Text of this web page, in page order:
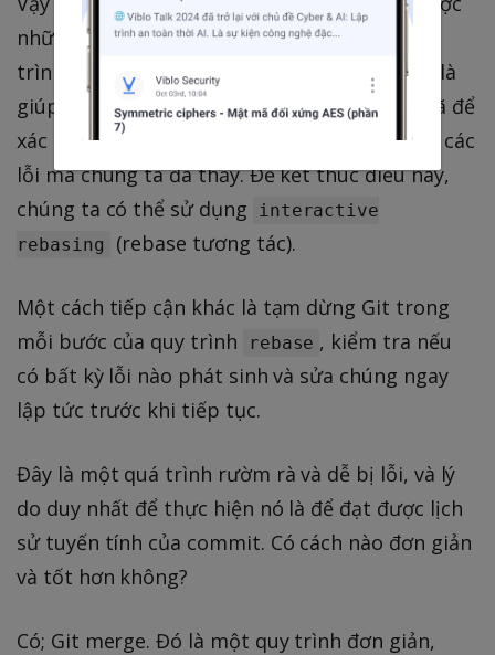
những chuỗi commit bị phá hỏng trong quá
trình
rebase
? Một cách tiếp cận có thể cho là
giúp kết thúc quá trính rebase , kiểm tra mã để
xác định bất kỳ lỗi nào và quay lại lịch sử sửa các
lỗi mà chúng ta đã thấy. Để kết thúc điều này,
chúng ta có thể sử dụng
interactive
rebasing
(rebase tương tác).
Một cách tiếp cận khác là tạm dừng Git trong
mỗi bước của quy trình
rebase , kiểm tra nếu
có bất kỳ lỗi nào phát sinh và sửa chúng ngay
lập tức trước khi tiếp tục.
Đây là một quá trình rườm rà và dễ bị lỗi, và lý
do duy nhất để thực hiện nó là để đạt được lịch
sử tuyến tính của commit. Có cách nào đơn giản
và tốt hơn không?
Có; Git merge. Đó là một quy trình đơn giản,